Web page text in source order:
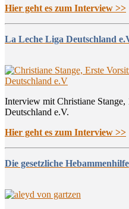
Hier geht es zum Interview >>
La Leche Liga Deutschland
Interview mit Christiane
Deutschland e.V.
Hier geht es zum Interview >>
Die gesetzliche Hebammenhilfe